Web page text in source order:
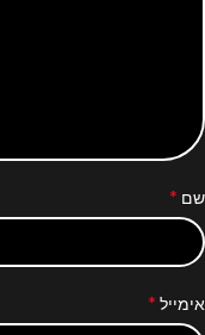
שם *
אימייל *